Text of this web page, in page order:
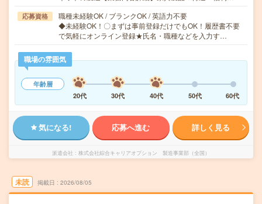
応募資格
職種未経験OK / ブランクOK / 英語力不要
◆未経験OK！〇まずは事前登録だけでもOK！履歴書不要
で気軽にオンライン登録★氏名・職種などを入力す…
職場の雰囲気
年齢層
20代
30代 40代 50代 60代
気になる! 応募へ進む 詳しく見る
派遣会社 株式会社綜合キャリアオプション 製造事業部（全国）
未読 掲載日 2026/08/05